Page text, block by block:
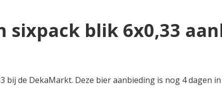
sixpack blik 6x0,33
bij de DekaMarkt. Deze bier aanbieding is nog 4 dagen